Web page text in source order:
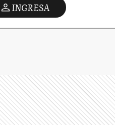
INGRESA